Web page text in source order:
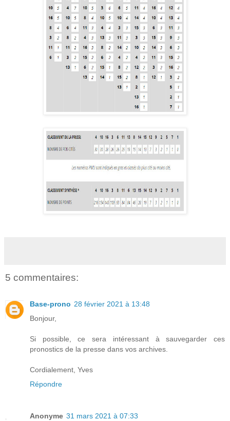
5 commentaires:
Base-prono 28 février 2021 à 13:48
Bonjour,
Si possible, ce sera intéressant à sauvegarder ces
pronostics de la presse dans vos archives.
Cordialement, Yves
Répondre
Anonyme 31 mars 2021 à 07:33